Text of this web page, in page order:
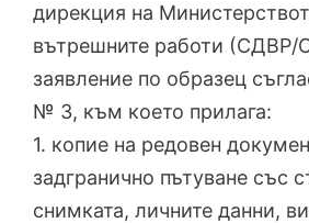
дирекция на
вътрешните работи
заявление по образец
№ 3, към което прилага:
1. копие на редовен
задгранично пътуване със
снимката, личните данни,